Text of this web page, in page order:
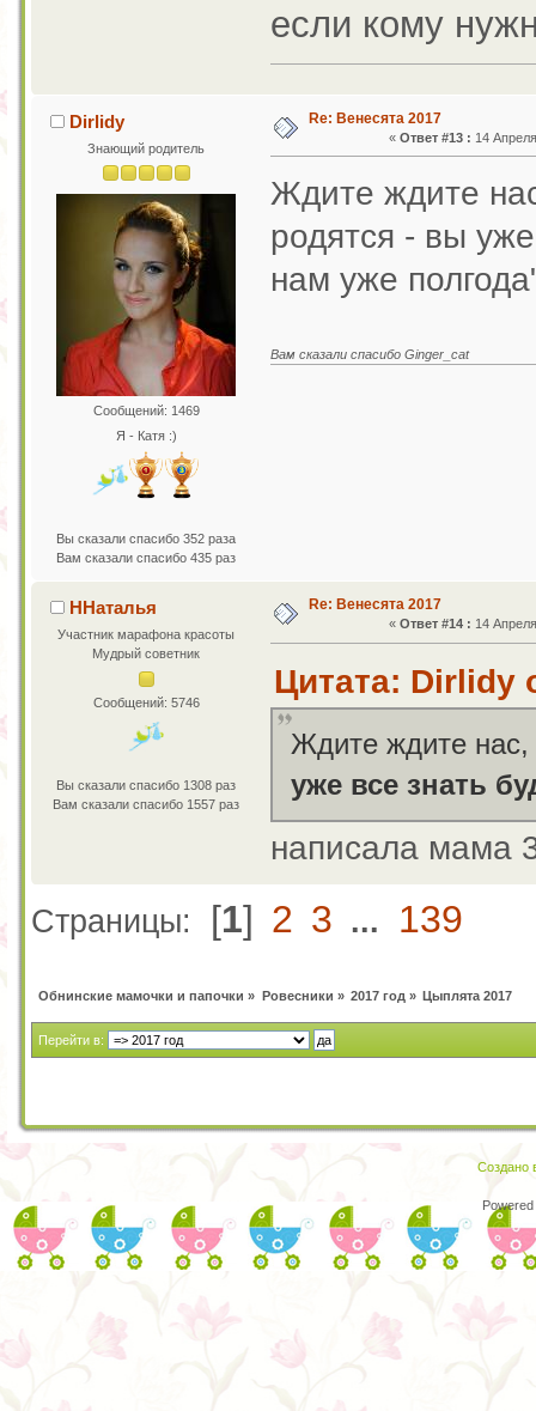
если кому
Dirlidy
Знающий родитель
Сообщений: 1469
Я - Катя :)
Вы сказали спасибо 352 раза
Вам сказали спасибо 435 раз
Re: Венесята 2017
«Ответ #13 : 14
Ждите ждите
родятся - вы
нам уже
Вам сказали спасибо Ginger_cat
ННаталья
Участник марафона красоты
Мудрый советник
Сообщений: 5746
Вы сказали спасибо 1308 раз
Вам сказали спасибо 1557 раз
Re: Венесята 2017
«Ответ #14 : 14
Цитата: Dirlidy
Ждите ждите нас,
уже все знать
написала мама
Страницы: [1] 2 3 ... 139
Обнинские мамочки и папочки » Ровесники » 2017 год » Цыплята 2017
Перейти в:
Создано